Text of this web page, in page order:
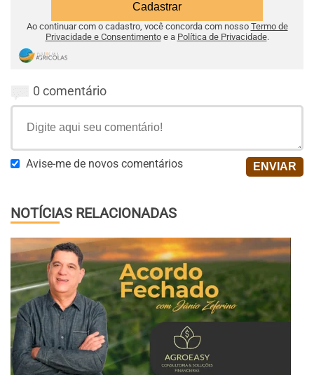
Ao continuar com o cadastro, você concorda com nosso Termo de
Privacidade e Consentimentoe a Política de Privacidade.
0 comentário
Avise-me de novos comentários
NOTÍCIAS RELACIONADAS